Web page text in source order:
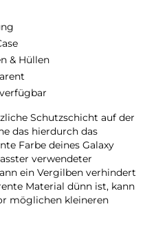
& Hüllen
Schutzschicht auf der
das hierdurch das
Farbe deines Galaxy
verwendeter
ein Vergilben verhindert
Material dünn ist, kann
möglichen kleineren